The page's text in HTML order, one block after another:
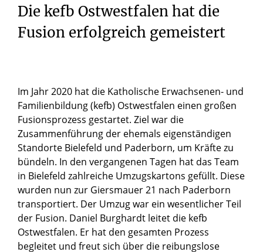
Die kefb Ostwestfalen hat die
Fusion erfolgreich gemeistert
Im Jahr 2020 hat die Katholische Erwachsenen- und
Familienbildung (kefb) Ostwestfalen einen großen
Fusionsprozess gestartet. Ziel war die
Zusammenführung der ehemals eigenständigen
Standorte Bielefeld und Paderborn, um Kräfte zu
bündeln. In den vergangenen Tagen hat das Team
in Bielefeld zahlreiche Umzugskartons gefüllt. Diese
wurden nun zur Giersmauer 21 nach Paderborn
transportiert. Der Umzug war ein wesentlicher Teil
der Fusion. Daniel Burghardt leitet die kefb
Ostwestfalen. Er hat den gesamten Prozess
begleitet und freut sich über die reibungslose